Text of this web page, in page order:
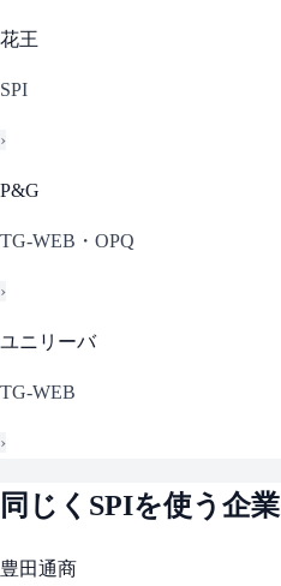
花王
SPI
›
P&G
TG-WEB・OPQ
›
ユニリーバ
TG-WEB
›
同じく SPIを使う企業
豊田通商